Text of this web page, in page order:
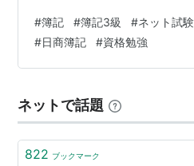
#簿記 #簿記3級 #ネット試験
#日商簿記 #資格勉強
ネットで話題
822 ブックマーク